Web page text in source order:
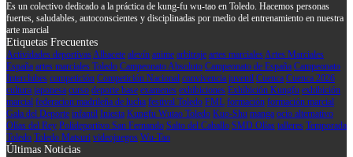
Es un colectivo dedicado a la práctica de kung-fu wu-tao en Toledo. Hacemos personas
fuertes, saludables, autoconscientes y disciplinadas por medio del entrenamiento en nuestra
arte marcial
Etiquetas Frecuentes
Actividades deportivasAlbacete alevín anime arbitraje artes marcialesArtes Marciales
España artes marciales Toledo Campeonato Absoluto Campeonato de España Campeonato
Interclubes competición Competición Nacional convivencia juvenil Cuenca Cuenca 2026
cultura japonesa curso deporte base examenes exhibiciones Exhibición Kungfu exhibición
marcial federacion madrileña de lucha festival Toledo FML formación formación marcial
Gala del Deporte infantil Iniesta Kungfu Wutao Toledo Kuo-Shu manga ocio alternativo
Olías del Rey Polideportivo San Fernando Salto del Caballo SMD Olías talleres Temporada
Toledo Toledo Matsuri videojuegos Wu-Tao
Últimas Noticias